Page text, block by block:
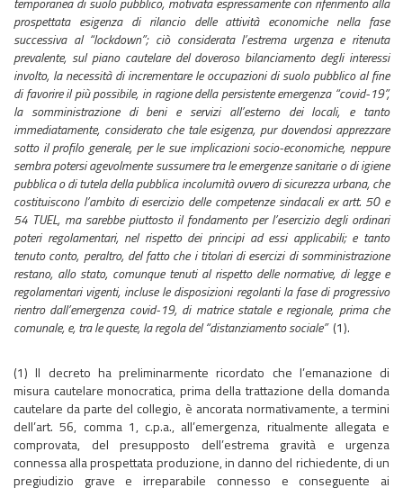
prospettata esigenza di rilancio delle attività economiche nella fase
successiva al “lockdown”; ciò considerata l’estrema urgenza e ritenuta
prevalente, sul piano cautelare del doveroso bilanciamento degli interessi
involto, la necessità di incrementare le occupazioni di suolo pubblico al fine
di favorire il più possibile, in ragione della persistente emergenza “covid-19”,
la somministrazione di beni e servizi all’esterno dei locali, e tanto
immediatamente, considerato che tale esigenza, pur dovendosi apprezzare
sotto il profilo generale, per le sue implicazioni socio-economiche, neppure
sembra potersi agevolmente sussumere tra le emergenze sanitarie o di igiene
pubblica o di tutela della pubblica incolumità ovvero di sicurezza urbana, che
costituiscono l’ambito di esercizio delle competenze sindacali ex artt. 50 e
54 TUEL, ma sarebbe piuttosto il fondamento per l’esercizio degli ordinari
poteri regolamentari, nel rispetto dei principi ad essi applicabili; e tanto
tenuto conto, peraltro, del fatto che i titolari di esercizi di somministrazione
restano, allo stato, comunque tenuti al rispetto delle normative, di legge e
regolamentari vigenti, incluse le disposizioni regolanti la fase di progressivo
rientro dall’emergenza covid-19, di matrice statale e regionale, prima che
comunale, e, tra le queste, la regola del “distanziamento sociale” (1).
(1) Il decreto ha preliminarmente ricordato che l’emanazione di
misura cautelare monocratica, prima della trattazione della domanda
cautelare da parte del collegio, è ancorata normativamente, a termini
dell’art. 56, comma 1, c.p.a., all’emergenza, ritualmente allegata e
comprovata, del presupposto dell’estrema gravità e urgenza
connessa alla prospettata produzione, in danno del richiedente, di un
pregiudizio grave e irreparabile connesso e conseguente ai